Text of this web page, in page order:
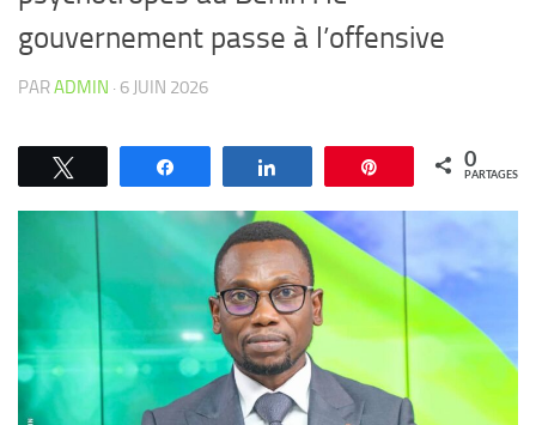
gouvernement passe à l’offensive
PARADMIN · 6 JUIN 2026
Épingle 0
PARTAGES